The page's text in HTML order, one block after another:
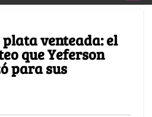
plata venteada: el
que Yeferson
para sus